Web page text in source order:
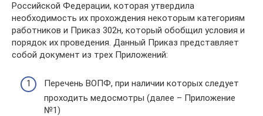
Российской Федерации, которая утвердила
необходимость их прохождения некоторым категориям
работников и Приказ 302н, который обобщил условия и
порядок их проведения. Данный Приказ представляет
собой документ из трех Приложений:
Перечень ВОПФ, при наличии которых следует
проходить медосмотры (далее – Приложение
№1)